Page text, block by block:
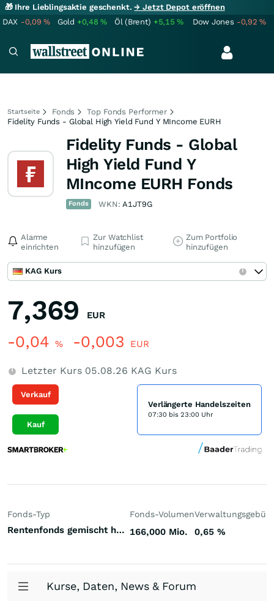
🎁 Ihre Lieblingsaktie geschenkt.→ Jetzt Depot eröffnen
DAX -0,09% Gold +0,48% Öl (Brent) +5,15% Dow Jones -0,92%
Startseite Fonds
Top Fonds Performer
Fidelity Funds - Global High Yield Fund Y MIncome EURH
Fidelity Funds - Global
High Yield Fund Y
MIncome EURH Fonds
Fonds WKN:A1JT9G
Alarme
einrichten
Zur Watchlist
hinzufügen
Zum Portfolio
hinzufügen
KAG Kurs
7,369 EUR
-0,04 % -0,003 EUR
Letzter Kurs 05.08.26 KAG Kurs
Verkauf
Kauf
Verlängerte Handelszeiten
07:30 bis 23:00 Uhr
Fonds-Typ
Rentenfonds gemischt höherverzinst Welt Hart- und Weichwährungen (Welt)
Fonds-Volumen
166,000 Mio. 0,65 %
Kurse, Daten, News & Forum